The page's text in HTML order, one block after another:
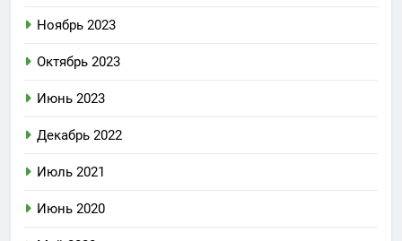
Ноябрь 2023
Октябрь 2023
Июнь 2023
Декабрь 2022
Июль 2021
Июнь 2020